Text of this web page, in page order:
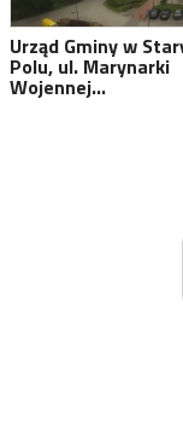
Urząd Gminy w
Polu, ul. Marynarki
Wojennej…